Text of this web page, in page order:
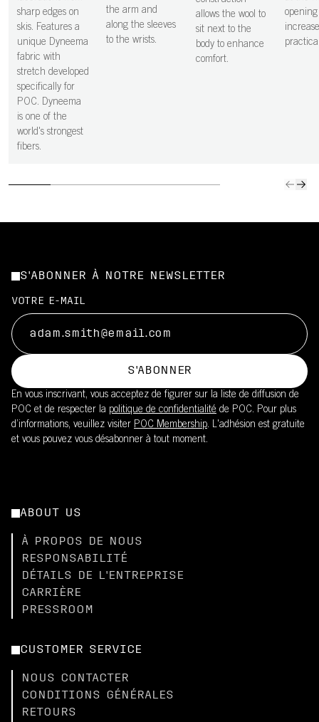
sharp edges on
skis. Features a
unique Dyneema
fabric with
stretch developed
specifically for
POC. Dyneema
is one of the
world's strongest
fibers.
the arm and
along the sleeves
to the wrists.
allows the wool to
sit next to the
body to enhance
comfort.
opening
S'ABONNER À NOTRE NEWSLETTER
VOTRE E-MAIL
S'ABONNER
En vous inscrivant, vous acceptez de figurer sur la liste de diffusion de
POC et de respecter la politique de confidentialité de POC. Pour plus
d’informations, veuillez visiter POC Membership. L'adhésion est gratuite
et vous pouvez vous désabonner à tout moment.
ABOUT US
À PROPOS DE NOUS
RESPONSABILITÉ
DÉTAILS DE L'ENTREPRISE
CARRIÈRE
PRESSROOM
CUSTOMER SERVICE
NOUS CONTACTER
CONDITIONS GÉNÉRALES
RETOURS